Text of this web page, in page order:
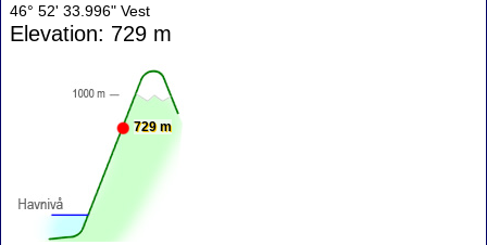
46° 52' 33.996" Vest
Elevation: 729 m
729 m